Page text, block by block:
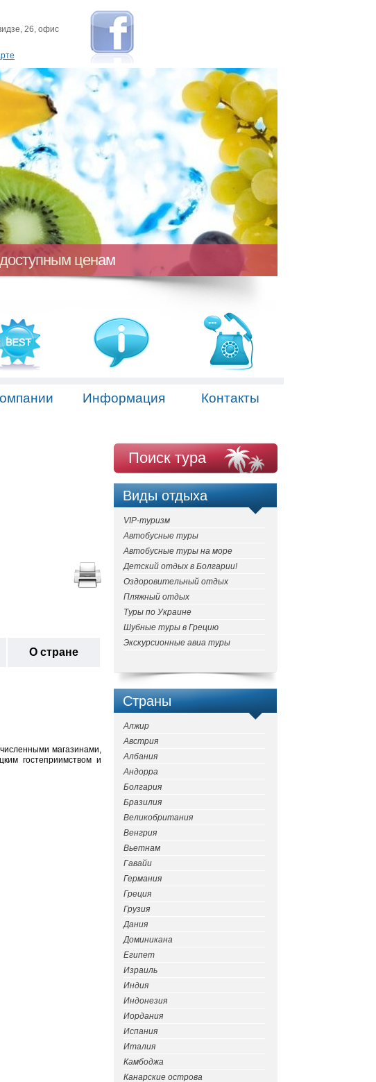
26, офис
ценам
Информация Контакты
О стране
магазинами,
гостеприимством и
Поиск тура
Виды отдыха
VIP-туризм
Автобусные туры
Автобусные туры на море
Детский отдых в Болгарии!
Оздоровительный отдых
Пляжный отдых
Туры по Украине
Шубные туры в Грецию
Экскурсионные авиа туры
Страны
Алжир
Австрия
Албания
Андорра
Болгария
Бразилия
Великобритания
Венгрия
Вьетнам
Гавайи
Германия
Греция
Грузия
Дания
Доминикана
Египет
Израиль
Индия
Индонезия
Иордания
Испания
Италия
Камбоджа
Канарские острова